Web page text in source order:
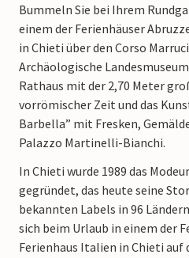
Bummeln Sie bei Ihrem
einem der Ferienhäuser
in Chieti über den Corso
Archäologische
Rathaus mit der 2,70 Meter
vorrömischer Zeit und das
Barbella” mit Fresken,
Palazzo Martinelli-Bianchi.
In Chieti wurde 1989 das
gegründet, das heute seine
bekannten Labels in 96
sich beim Urlaub in einem der
Ferienhaus Italien in Chieti auf